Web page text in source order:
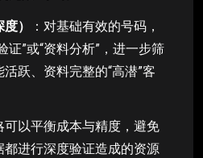
）
：对基础有效的号码，
证”或“资料分析”，进一步筛
跃、资料完整的“高潜”客
可以平衡成本与精度，避免
都进行深度验证造成的资源